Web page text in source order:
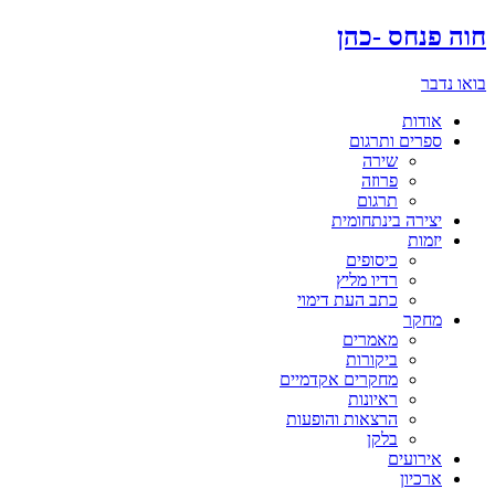
דלג
לתוכן
חוה פנחס -כהן
בואו נדבר
אודות
ספרים ותרגום
שירה
פרוזה
תרגום
יצירה בינתחומית
יזמות
כיסופים
רדיו מליץ
כתב העת דימוי
מחקר
מאמרים
ביקורות
מחקרים אקדמיים
ראיונות
הרצאות והופעות
בלקן
אירועים
ארכיון